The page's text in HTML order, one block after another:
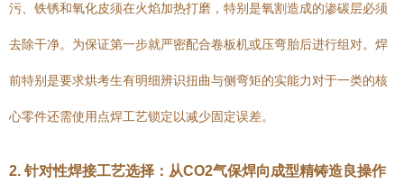
污、铁锈和氧化皮须在火焰加热打磨，特别是氧割造成的渗碳层必须
去除干净。为保证第一步就严密配合卷板机或压弯胎后进行组对。焊
前特别是要求烘考生有明细辨识扭曲与侧弯矩的实能力对于一类的核
心零件还需使用点焊工艺锁定以减少固定误差。
2. 针对性焊接工艺选择：从CO2气保焊向成型精铸造良操作